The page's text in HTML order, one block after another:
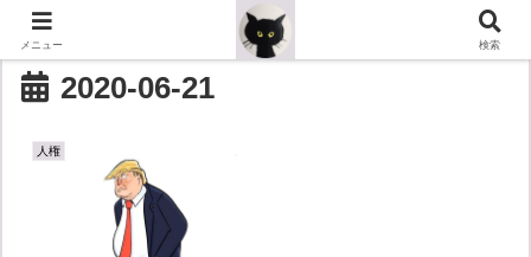
2020-06-21
人権
メニュー 検索